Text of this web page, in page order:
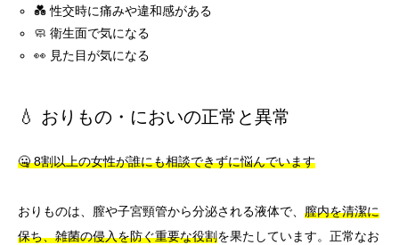
💑 性交時に痛みや違和感がある
🧼 衛生面で気になる
👀 見た目が気になる
💧 おりもの・においの正常と異常
🤐 8割以上の女性が誰にも相談できずに悩んでいます
おりものは、膣や子宮頸管から分泌される液体で、 膣内を清潔に
保ち、雑菌の侵入を防ぐ重要な役割を果たしています。正常なお